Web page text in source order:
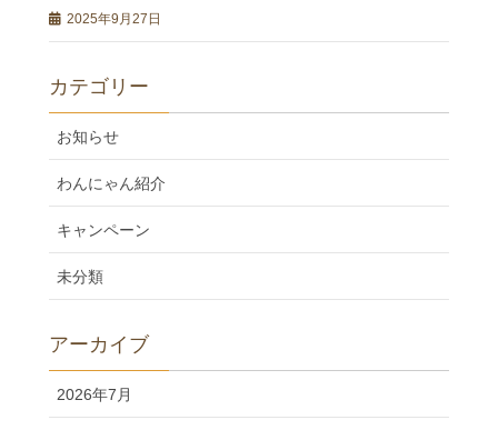
2025年9月27日
カテゴリー
お知らせ
わんにゃん紹介
キャンペーン
未分類
アーカイブ
2026年7月